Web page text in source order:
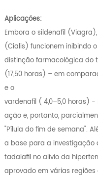
Aplicações:
Embora o sildenafil
(Cialis) funcionem inibindo o
distinção farmacológica do
(17,50 horas) – em
e o
vardenafil ( 4,0–5,0 horas)
ação e, portanto,
"Pílula do fim de semana".
a base para a investigação
tadalafil no alívio da
aprovado em várias